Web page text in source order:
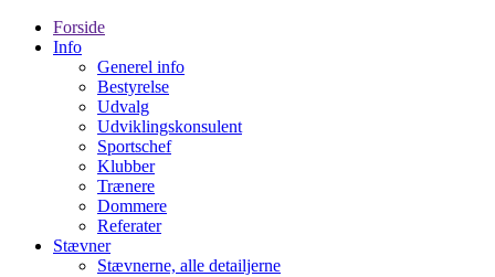
Forside
Info
Generel info
Bestyrelse
Udvalg
Udviklingskonsulent
Sportschef
Klubber
Trænere
Dommere
Referater
Stævner
Stævnerne, alle detailjerne